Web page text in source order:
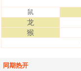
鼠
龙
猴
同期热开